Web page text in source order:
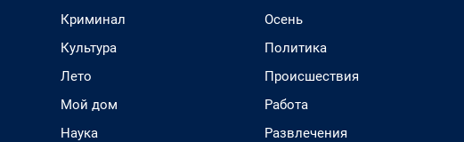
Криминал
Культура
Лето
Мой дом
Наука
Осень
Политика
Происшествия
Работа
Развлечения